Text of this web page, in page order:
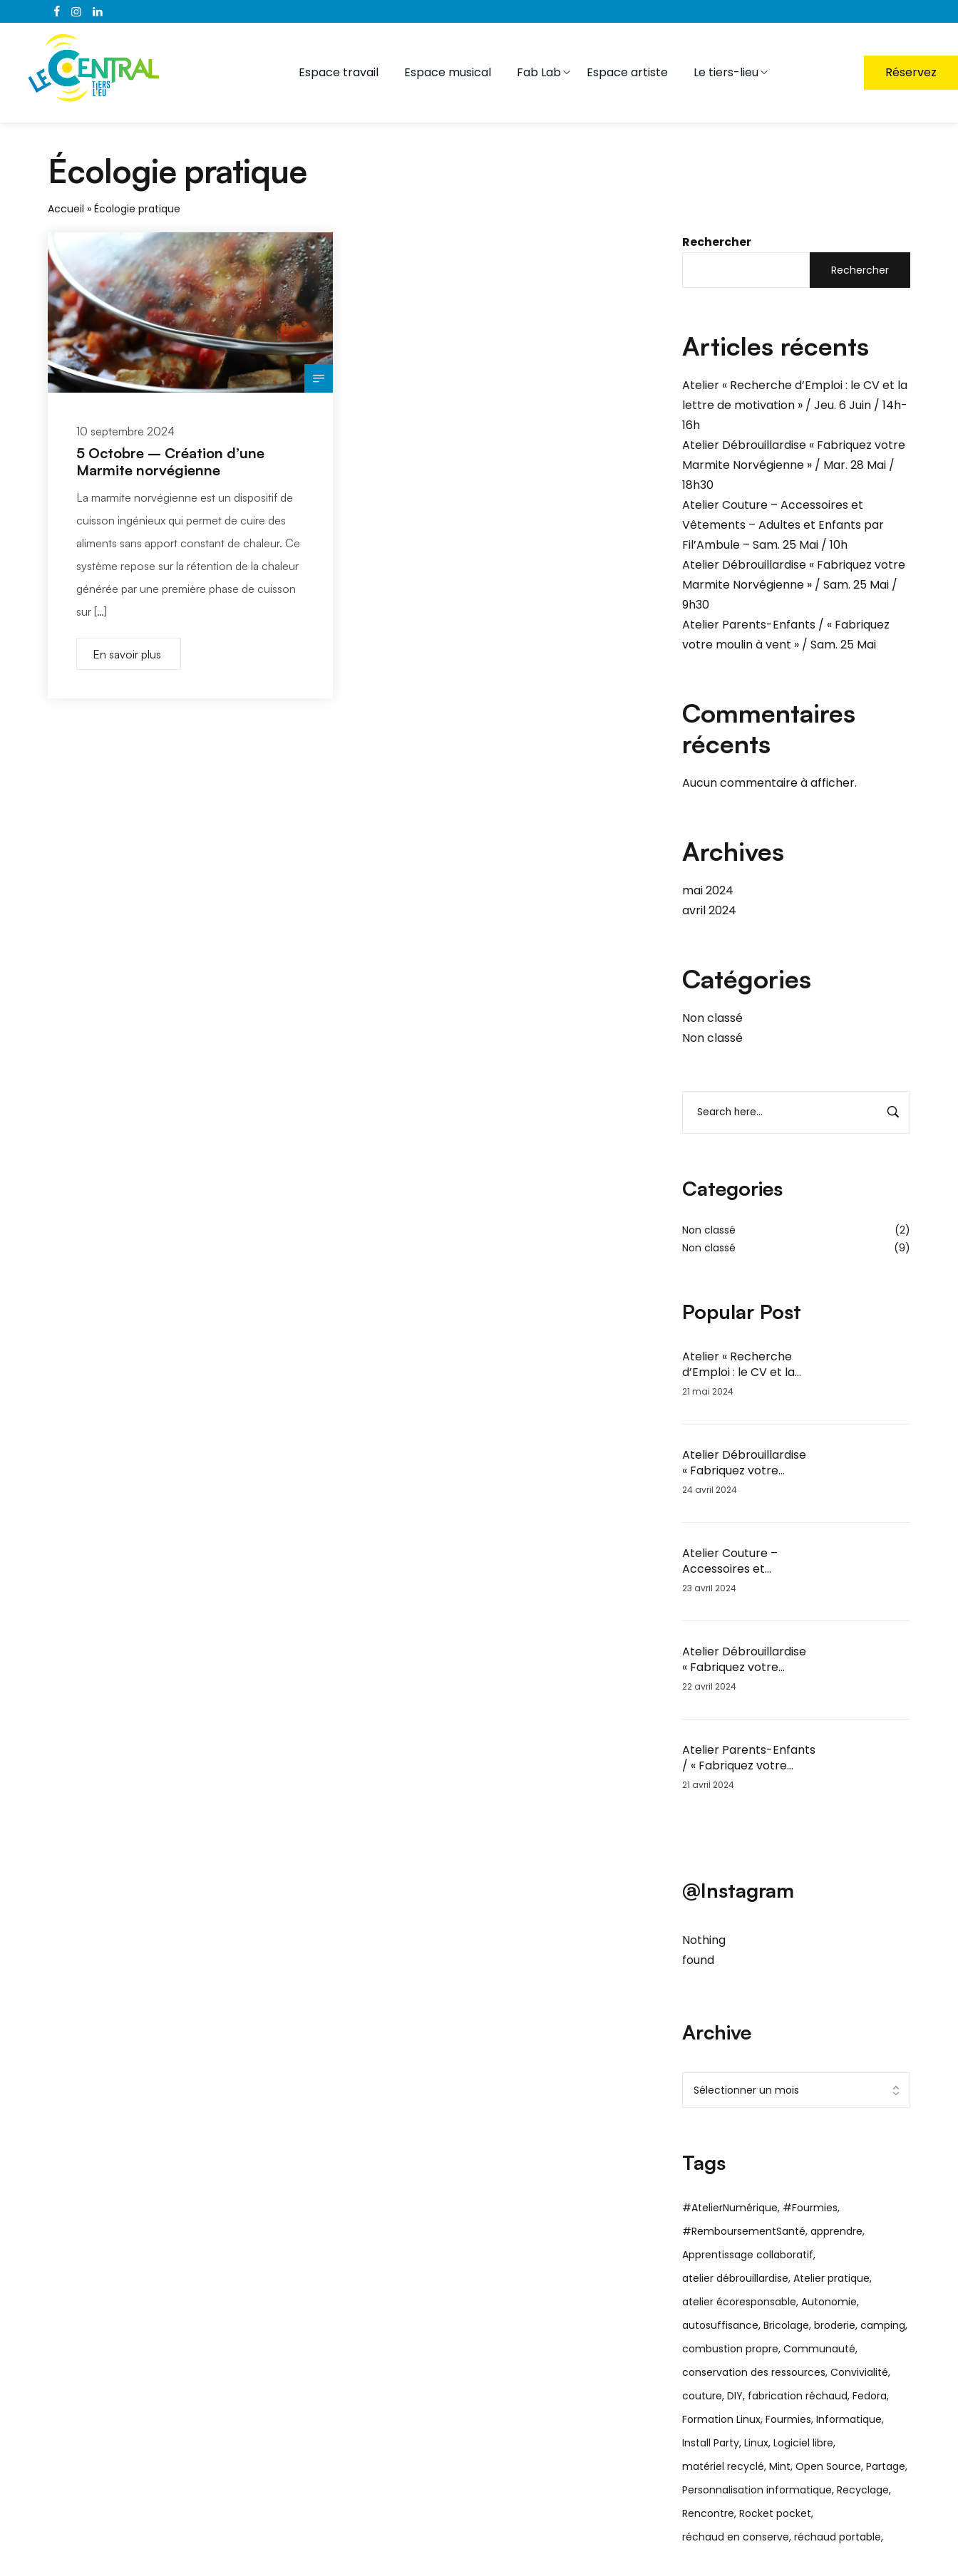
Espace travail Espace musical Fab Lab Espace artiste Le tiers-lieu Réservez
Écologie pratique
Accueil »Écologie pratique
Rechercher
Rechercher
Articles récents
Atelier « Recherche d’Emploi : le CV et la
lettre de motivation » / Jeu. 6 Juin / 14h-
16h
Atelier Débrouillardise « Fabriquez votre
Marmite Norvégienne » / Mar. 28 Mai /
18h30
Atelier Couture – Accessoires et
Vêtements – Adultes et Enfants par
Fil’Ambule – Sam. 25 Mai / 10h
Atelier Débrouillardise « Fabriquez votre
Marmite Norvégienne » / Sam. 25 Mai /
9h30
Atelier Parents-Enfants / « Fabriquez
votre moulin à vent » / Sam. 25 Mai
Commentaires
récents
Aucun commentaire à afficher.
Archives
mai 2024
avril 2024
Catégories
Non classé
Non classé
Categories
Non classé
(2)
Non classé
(9)
Popular Post
Atelier « Recherche
d’Emploi : le CV et la
lettre de motivation » /
21 mai 2024
Atelier Débrouillardise
« Fabriquez votre
Marmite Norvégienne »
24 avril 2024
Atelier Couture –
Accessoires et
Vêtements – Adultes et
23 avril 2024
Atelier Débrouillardise
« Fabriquez votre
Marmite Norvégienne »
22 avril 2024
Atelier Parents-Enfants
/ « Fabriquez votre
moulin à vent » / Sam.
21 avril 2024
@Instagram
Nothing
found
Archive
Tags
#AtelierNumérique #Fourmies
#RemboursementSanté apprendre
Apprentissage collaboratif
atelier débrouillardise Atelier pratique
atelier écoresponsable Autonomie
autosuffisance Bricolage broderie camping
combustion propre Communauté
conservation des ressources Convivialité
couture DIY fabrication réchaud Fedora
Formation Linux Fourmies Informatique
Install Party Linux Logiciel libre
matériel recyclé Mint Open Source Partage
Personnalisation informatique Recyclage
Rencontre Rocket pocket
réchaud en conserve réchaud portable
10 septembre 2024
5 Octobre – Création d’une
Marmite norvégienne
La marmite norvégienne est un dispositif de
cuisson ingénieux qui permet de cuire des
aliments sans apport constant de chaleur. Ce
système repose sur la rétention de la chaleur
générée par une première phase de cuisson
sur […]
En savoir plus